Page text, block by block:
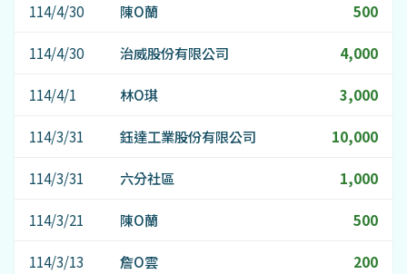
114/4/30 陳O蘭 500
114/4/30 治威股份有限公司 4,000
114/4/1 林O琪 3,000
114/3/31 鈺達工業股份有限公司 10,000
114/3/31 六分社區 1,000
114/3/21 陳O蘭 500
114/3/13 詹O雲 200